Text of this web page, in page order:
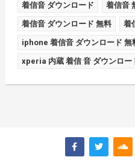
着信音 ダウンロード 着信音
着信音 ダウンロード 無料 着
iphone 着信音 ダウンロード 無
xperia 内蔵 着信 音 ダウンロー